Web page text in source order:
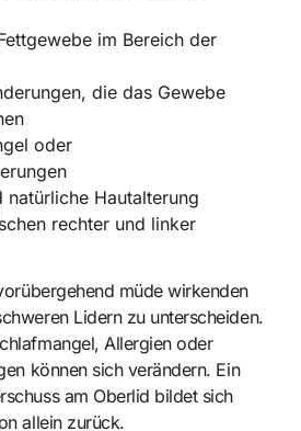
im Bereich der
die das Gewebe
oder
natürliche Hautalterung
rechter und linker
müde wirkenden
Lidern zu unterscheiden.
Allergien oder
können sich verändern. Ein
am Oberlid bildet sich
allein zurück.